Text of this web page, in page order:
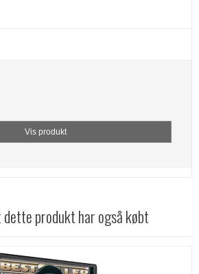
Vis produkt
produkt har også købt